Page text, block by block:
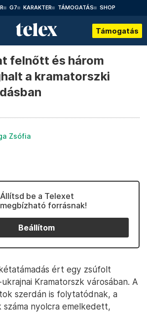
G7 KARAKTER TÁMOGATÁS SHOP
Támogatás
felnőtt és három
a kramatorszki
Zsófia
Állítsd be a Telexet
megbízható forrásnak!
Beállítom
ért egy zsúfolt
Kramatorszk városában. A
szerdán is folytatódnak, a
száma nyolcra emelkedett,